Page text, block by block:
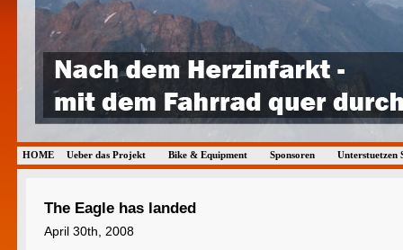
HOME Ueber das Projekt Bike & Equipment Sponsoren Unterstuetzen
The Eagle has landed
April 30th, 2008